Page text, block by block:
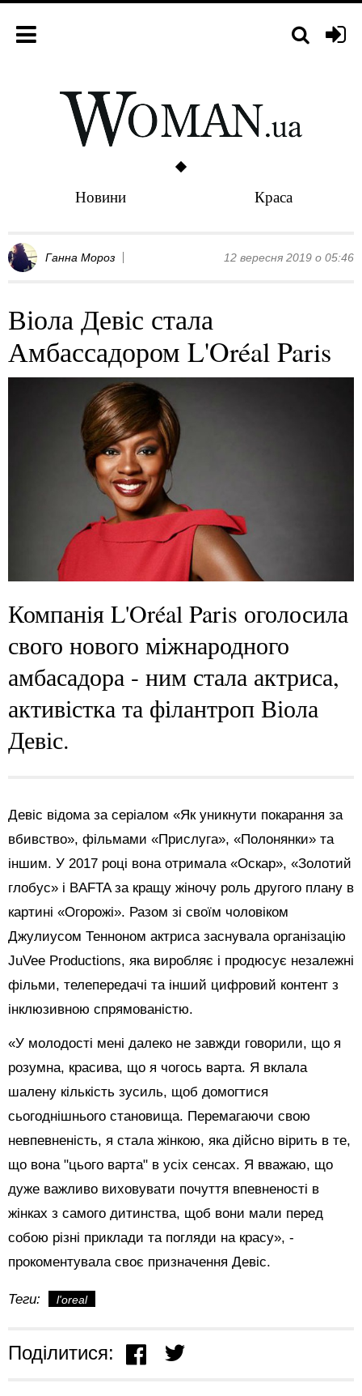
Новини Краса
Ганна Мороз 12 вересня 2019 о 05:46
Віола Девіс стала
Амбассадором L'Oréal Paris
Компанія L'Oréal Paris оголосила
свого нового міжнародного
амбасадора - ним стала актриса,
активістка та філантроп Віола
Девіс.
Девіс відома за серіалом «Як уникнути покарання за
вбивство», фільмами «Прислуга», «Полонянки» та
іншим. У 2017 році вона отримала «Оскар», «Золотий
глобус» і BAFTA за кращу жіночу роль другого плану в
картині «Огорожі». Разом зі своїм чоловіком
Джулиусом Тенноном актриса заснувала організацію
JuVee Productions, яка виробляє і продюсує незалежні
фільми, телепередачі та інший цифровий контент з
інклюзивною спрямованістю.
«У молодості мені далеко не завжди говорили, що я
розумна, красива, що я чогось варта. Я вклала
шалену кількість зусиль, щоб домогтися
сьогоднішнього становища. Перемагаючи свою
невпевненість, я стала жінкою, яка дійсно вірить в те,
що вона "цього варта" в усіх сенсах. Я вважаю, що
дуже важливо виховувати почуття впевненості в
жінках з самого дитинства, щоб вони мали перед
собою різні приклади та погляди на красу», -
прокоментувала своє призначення Девіс.
Теги: l'oreal
Поділитися: